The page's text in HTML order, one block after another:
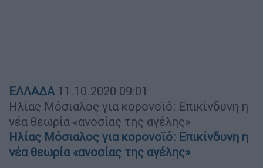
ΕΛΛΑΔΑ 11.10.2020 09:01
Ηλίας Μόσιαλος για κορονοϊό: Επικίνδυνη η
νέα θεωρία «ανοσίας της αγέλης»
Ηλίας Μόσιαλος για κορονοϊό: Επικίνδυνη η
νέα θεωρία «ανοσίας της αγέλης»